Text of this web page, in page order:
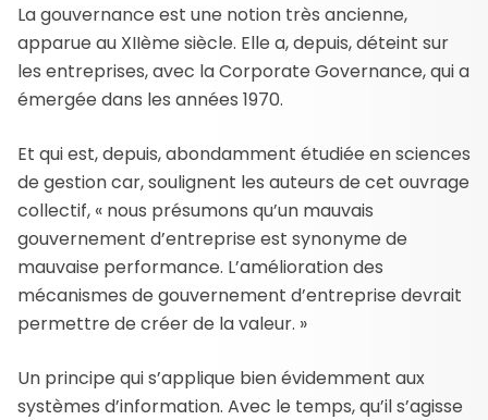
La gouvernance est une notion très ancienne,
apparue au XIIème siècle. Elle a, depuis, déteint sur
les entreprises, avec la Corporate Governance, qui a
émergée dans les années 1970.
Et qui est, depuis, abondamment étudiée en sciences
de gestion car, soulignent les auteurs de cet ouvrage
collectif, « nous présumons qu’un mauvais
gouvernement d’entreprise est synonyme de
mauvaise performance. L’amélioration des
mécanismes de gouvernement d’entreprise devrait
permettre de créer de la valeur. »
Un principe qui s’applique bien évidemment aux
systèmes d’information. Avec le temps, qu’il s’agisse